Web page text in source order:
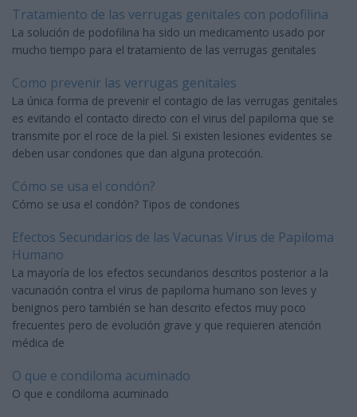
Tratamiento de las verrugas genitales con podofilina
La solución de podofilina ha sido un medicamento usado por
mucho tiempo para el tratamiento de las verrugas genitales
Como prevenir las verrugas genitales
La única forma de prevenir el contagio de las verrugas genitales
es evitando el contacto directo con el virus del papiloma que se
transmite por el roce de la piel. Si existen lesiones evidentes se
deben usar condones que dan alguna protección.
Cómo se usa el condón?
Cómo se usa el condón? Tipos de condones
Efectos Secundarios de las Vacunas Virus de Papiloma
Humano
La mayoría de los efectos secundarios descritos posterior a la
vacunación contra el virus de papiloma humano son leves y
benignos pero también se han descrito efectos muy poco
frecuentes pero de evolución grave y que requieren atención
médica de
O que e condiloma acuminado
O que e condiloma acuminado